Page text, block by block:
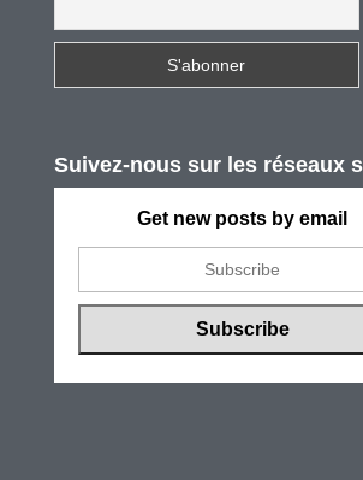
Suivez-nous sur les réseaux
Get new posts by email